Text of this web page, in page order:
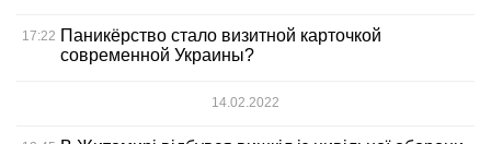
17:22 Паникёрство стало визитной карточкой
современной Украины?
14.02.2022